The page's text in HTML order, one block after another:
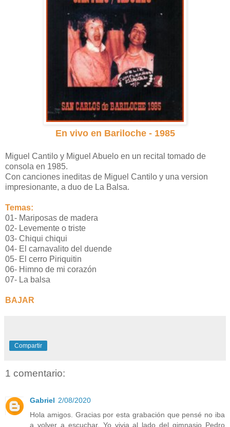
En vivo en Bariloche - 1985
Miguel Cantilo y Miguel Abuelo en un recital tomado de
consola en 1985.
Con canciones ineditas de Miguel Cantilo y una version
impresionante, a duo de La Balsa.
Temas:
01- Mariposas de madera
02- Levemente o triste
03- Chiqui chiqui
04- El carnavalito del duende
05- El cerro Piriquitin
06- Himno de mi corazón
07- La balsa
BAJAR
Compartir
1 comentario:
Gabriel 2/08/2020
Hola amigos. Gracias por esta grabación que pensé no iba
a volver a escuchar. Yo vivia al lado del gimnasio Pedro